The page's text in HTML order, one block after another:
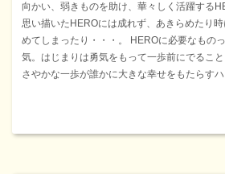
向かい、弱きものを助け、華々しく活躍する
思い描いたHEROには成れず、あきらめたり
めてしまったり・・・。 HEROに必要なもの
気。はじまりは勇気をもって一歩前にでるこ
さやかな一歩が誰かに大きな幸せをもたらすハ